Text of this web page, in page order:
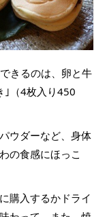
きるのは、卵と牛
｣（4枚入り450
ウダーなど、身体
の食感にほっこ
購入するかドライ